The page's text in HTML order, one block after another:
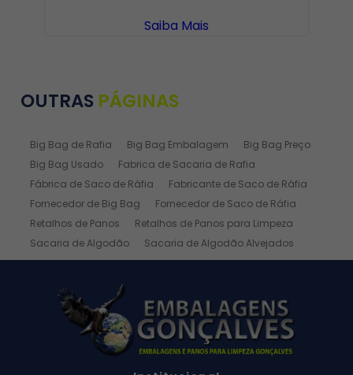
Saiba Mais
OUTRAS PÁGINAS
Big Bag de Rafia Big Bag Embalagem
Big Bag Preço
Big Bag Usado
Fabrica de Sacaria de Rafia
Fábrica de Saco de Ráfia
Fabricante de Saco de Ráfia
Fornecedor de Big Bag
Fornecedor de Saco de Ráfia
Retalhos de Panos
Retalhos de Panos para Limpeza
Sacaria de Algodão
Sacaria de Algodão Alvejados
Sacaria de Ráfia
Sacaria de Rafia Laminada
Saco de Rafia
Saco de Rafia 100 Kg
Saco de Rafia 20kg
Saco de Ráfia 25 Kg
Saco de Ráfia 30 Kg
Saco de Rafia 40 Kg